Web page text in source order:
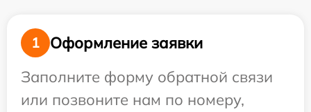
1
Оформление заявки
Заполните форму обратной связи
или позвоните нам по номеру,